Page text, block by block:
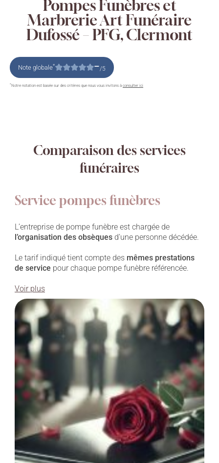
Pompes Funèbres et
Marbrerie Art Funéraire
Dufossé – PFG, Clermont
Note globale* –/5
*Notre notation est basée sur des critères que nous vous invitons à consulter ici
Comparaison des services
funéraires
Service pompes funèbres
L’entreprise de pompe funèbre est chargée de
l’organisation des obsèques d’une personne décédée.
Le tarif indiqué tient compte des mêmes prestations
de service pour chaque pompe funèbre référencée.
Voir plus